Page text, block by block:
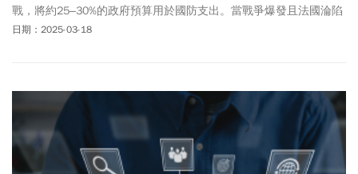
戰，將約25–30%的政府預算用於國防支出。當戰爭爆發且法國淪陷
後，英國迅速提高國防支出，將大約50%的公共支出投入戰爭。
日期：2025-03-18